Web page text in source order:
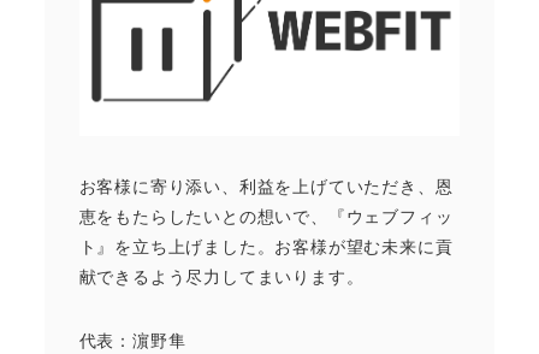
お客様に寄り添い、利益を上げていただき、恩
恵をもたらしたいとの想いで、『ウェブフィッ
ト』を立ち上げました。お客様が望む未来に貢
献できるよう尽力してまいります。
代表：濵野隼